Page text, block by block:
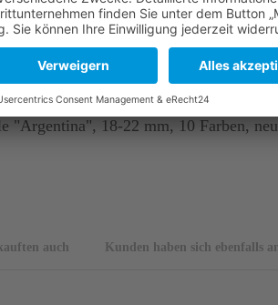
kann es zu kleinen Unterschieden in
"Argentina", 18-22 mm, 10 Farben,
auch Kunden haben sich ebenfalls